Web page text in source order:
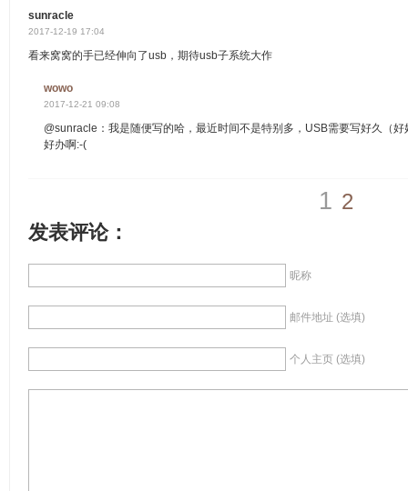
sunracle
2017-12-19 17:04
看来窝窝的手已经伸向了usb，期待usb子系统大作
wowo
2017-12-21 09:08
@sunracle：我是随便写的哈，最近时间不是特别多，USB需要写好久（
好办啊:-(
1 2
发表评论：
昵称
邮件地址 (选填)
个人主页 (选填)